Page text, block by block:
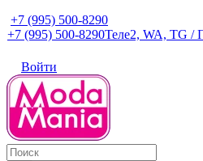
+7 (995) 500-8290
+7 (995) 500-8290Теле2, WA, TG /
Войти